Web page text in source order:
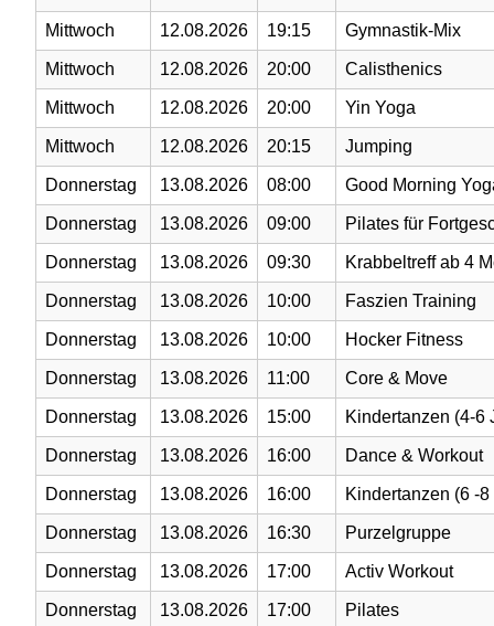
Mittwoch 12.08.2026 19:15 Gymnastik-Mix
Mittwoch 12.08.2026 20:00 Calisthenics
Mittwoch 12.08.2026 20:00 Yin Yoga
Mittwoch 12.08.2026 20:15 Jumping
Donnerstag 13.08.2026 08:00 Good Morning
Donnerstag 13.08.2026 09:00 Pilates für
Donnerstag 13.08.2026 09:30 Krabbeltreff ab 4
Donnerstag 13.08.2026 10:00 Faszien Training
Donnerstag 13.08.2026 10:00 Hocker Fitness
Donnerstag 13.08.2026 11:00 Core & Move
Donnerstag 13.08.2026 15:00 Kindertanzen (4-6
Donnerstag 13.08.2026 16:00 Dance & Workout
Donnerstag 13.08.2026 16:00 Kindertanzen (6 -8
Donnerstag 13.08.2026 16:30 Purzelgruppe
Donnerstag 13.08.2026 17:00 Activ Workout
Donnerstag 13.08.2026 17:00 Pilates